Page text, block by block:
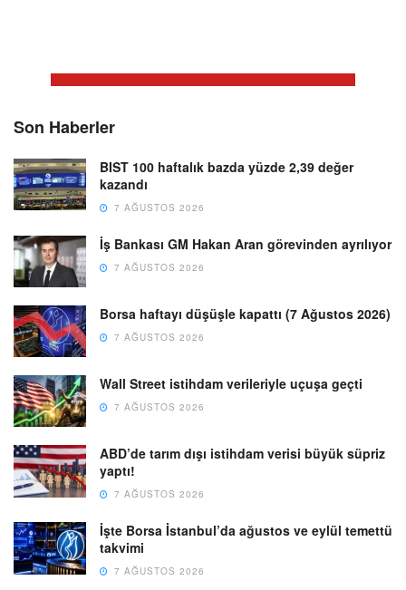
Son Haberler
BIST 100 haftalık bazda yüzde 2,39 değer
kazandı
7 AĞUSTOS 2026
İş Bankası GM Hakan Aran görevinden ayrılıyor
7 AĞUSTOS 2026
Borsa haftayı düşüşle kapattı (7 Ağustos 2026)
7 AĞUSTOS 2026
Wall Street istihdam verileriyle uçuşa geçti
7 AĞUSTOS 2026
ABD’de tarım dışı istihdam verisi büyük süpriz
yaptı!
7 AĞUSTOS 2026
İşte Borsa İstanbul’da ağustos ve eylül temettü
takvimi
7 AĞUSTOS 2026